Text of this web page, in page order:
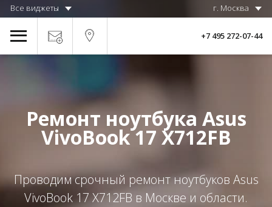
Все виджеты г. Москва
+7 495 272-07-44
Ремонт ноутбука Asus
VivoBook 17 X712FB
Проводим срочный ремонт ноутбуков Asus
VivoBook 17 X712FB в Москве и области.